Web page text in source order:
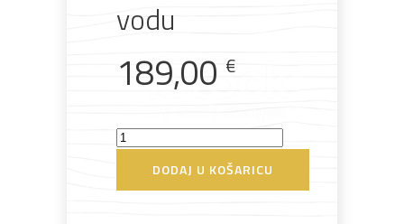
Boje i
lakovi
Građevinski
materijali
vodu
189,00 €
Smeg
DODAJ U KOŠARICU